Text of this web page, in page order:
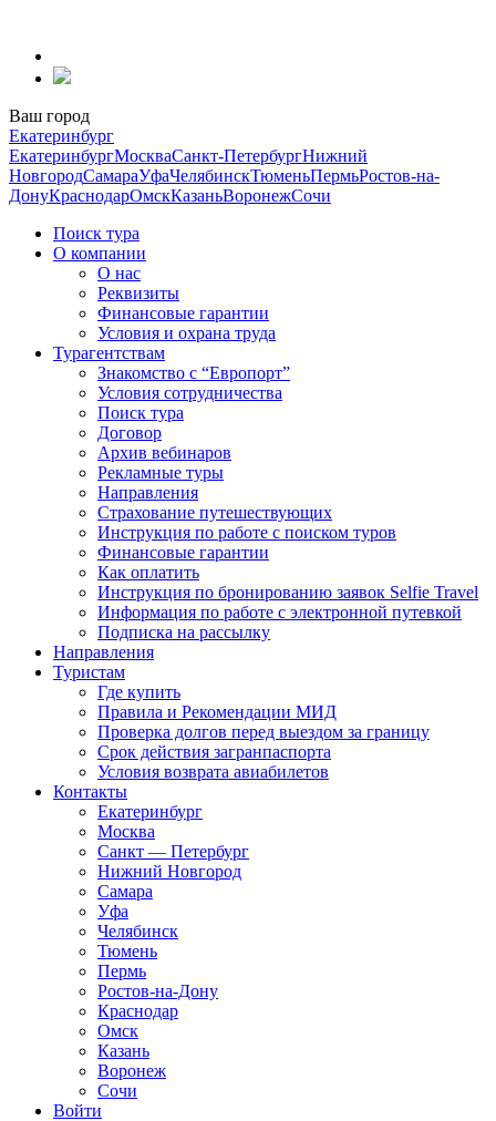
содержанию
Ваш город
Екатеринбург
ЕкатеринбургМоскваСанкт-ПетербургНижний
НовгородСамараУфаЧелябинскТюменьПермьРостов-на-
ДонуКраснодарОмскКазаньВоронежСочи
Поиск тура
О компании
О нас
Реквизиты
Финансовые гарантии
Условия и охрана труда
Турагентствам
Знакомство с “Европорт”
Условия сотрудничества
Поиск тура
Договор
Архив вебинаров
Рекламные туры
Направления
Страхование путешествующих
Инструкция по работе с поиском туров
Финансовые гарантии
Как оплатить
Инструкция по бронированию заявок Selfie Travel
Информация по работе с электронной путевкой
Подписка на рассылку
Направления
Туристам
Где купить
Правила и Рекомендации МИД
Проверка долгов перед выездом за границу
Срок действия загранпаспорта
Условия возврата авиабилетов
Контакты
Екатеринбург
Москва
Санкт — Петербург
Нижний Новгород
Самара
Уфа
Челябинск
Тюмень
Пермь
Ростов-на-Дону
Краснодар
Омск
Казань
Воронеж
Сочи
Войти